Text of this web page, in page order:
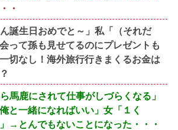
・
誕生日おめでと～」私「（それだ
って孫も見せてるのにプレゼントも
切なし！海外旅行行きまくるお金は
馬鹿にされて仕事がしづらくなる」
と一緒になればいい」女「１く
→とんでもないことになった・・・